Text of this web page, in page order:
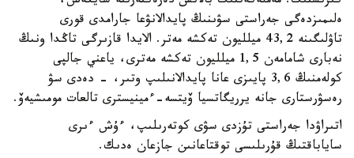
ەلىمىزدەگى جەراستى سۋىنىڭ پايدالانۋعا جارامدى قورى
تاۋلىگىنە 43,2 ميلليون تەكشە مەتر. الايدا قازىرگى تاڭدا ونىڭ
نەبارى شامامەن 1,5 ميلليون تەكشە مەترى، ياعني جالپى
كولەمنىڭ 3,6 پايىزى عانا پايدالانىلىپ وتىر، - دەدى سۋ
رەسۋرستارى جانە يرريگاتسيا ۆيتسە-ءمينيسترى تالعات مومىشيەۆ.
اتىراۋدا جەراستى تۇزدى سۋى كوتەرىلىپ، ءۇش ءىرى
ساياباقتىڭ قۇرىلىسى توقتاعانىن جازعان ەدىك.